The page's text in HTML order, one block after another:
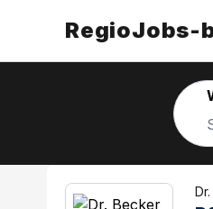
RegioJobs-